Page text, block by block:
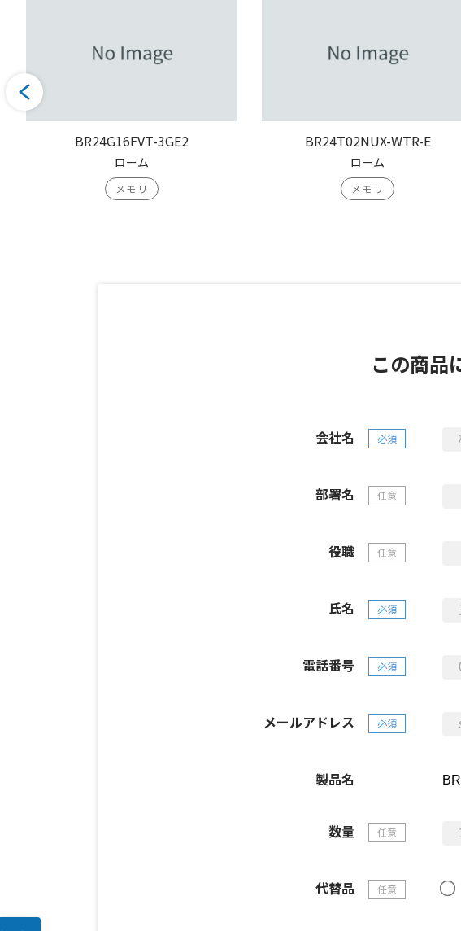
BR24G16FVT-3GE2
ローム
メモリ
BR24T02NUX-WTR-E
ローム
メモリ
この商品
会社名 必須
部署名 任意
役職 任意
氏名 必須
電話番号 必須
メールアドレス 必須
製品名
数量 任意
代替品 任意